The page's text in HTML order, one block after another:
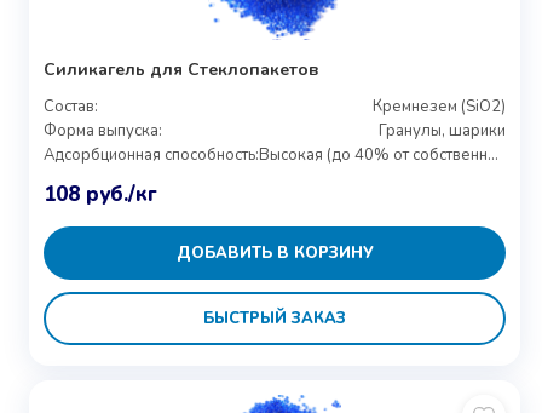
Силикагель для Стеклопакетов
Состав:
Кремнезем (SiO2)
Форма выпуска:
Гранулы, шарики
Адсорбционная способность:
Высокая (до 40% от собственного веса)
108 руб./кг
ДОБАВИТЬ В КОРЗИНУ
БЫСТРЫЙ ЗАКАЗ